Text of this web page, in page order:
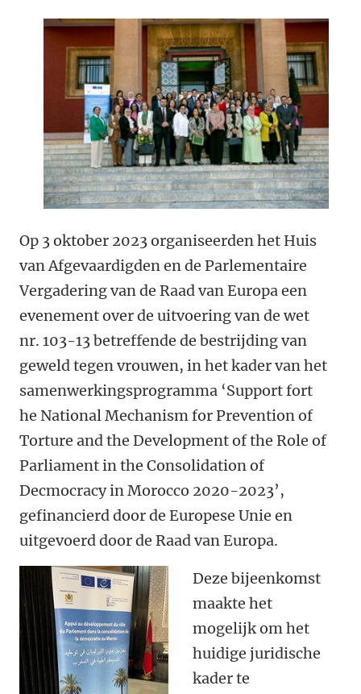
Op 3 oktober 2023 organiseerden het Huis
van Afgevaardigden en de Parlementaire
Vergadering van de Raad van Europa een
evenement over de uitvoering van de wet
nr. 103-13 betreffende de bestrijding van
geweld tegen vrouwen, in het kader van het
samenwerkingsprogramma ‘Support fort
he National Mechanism for Prevention of
Torture and the Development of the Role of
Parliament in the Consolidation of
Decmocracy in Morocco 2020-2023’,
gefinancierd door de Europese Unie en
uitgevoerd door de Raad van Europa.
Deze bijeenkomst
maakte het
mogelijk om het
huidige juridische
kader te